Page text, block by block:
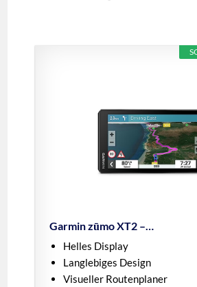
Garmin zūmo XT2 –…
Helles Display
Langlebiges Design
Visueller Routenplaner